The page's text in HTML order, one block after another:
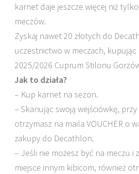
karnet daje jeszcze więcej niż
meczów.
Zyskaj nawet 20 złotych do
uczestnictwo w meczach, kupując
2025/2026 Cuprum Stilonu
Jak to działa?
– Kup karnet na sezon.
– Skanując swoją wejściówkę,
otrzymasz na maila VOUCHER o
zakupy do Decathlon.
– Jeśli nie możesz być na meczu i
miejsce innym kibicom, również